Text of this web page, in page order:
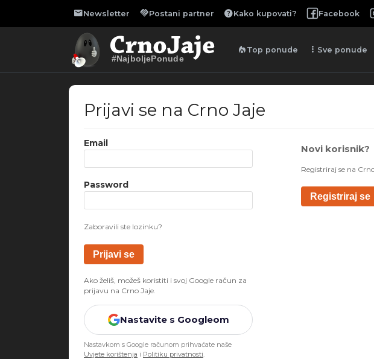
mailNewsletter handshakePostani partner helpKako kupovati? Facebook
#NajboljePonude
local_fire_department Top ponude more_vert Sve ponude
Prijavi se na Crno Jaje
Novi korisnik?
Registriraj se na
Registriraj se
Email
Password
Zaboravili ste lozinku?
Ako želiš, možeš koristiti i svoj Google račun za
prijavu na Crno Jaje.
Nastavite s Googleom
Nastavkom s Google računom prihvaćate naše
Uvjete korištenja i Politiku privatnosti